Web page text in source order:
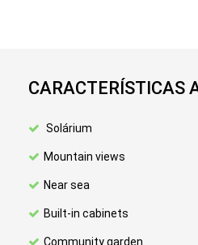
CARACTERÍSTICAS
Solárium
Mountain views
Near sea
Built-in cabinets
Community garden